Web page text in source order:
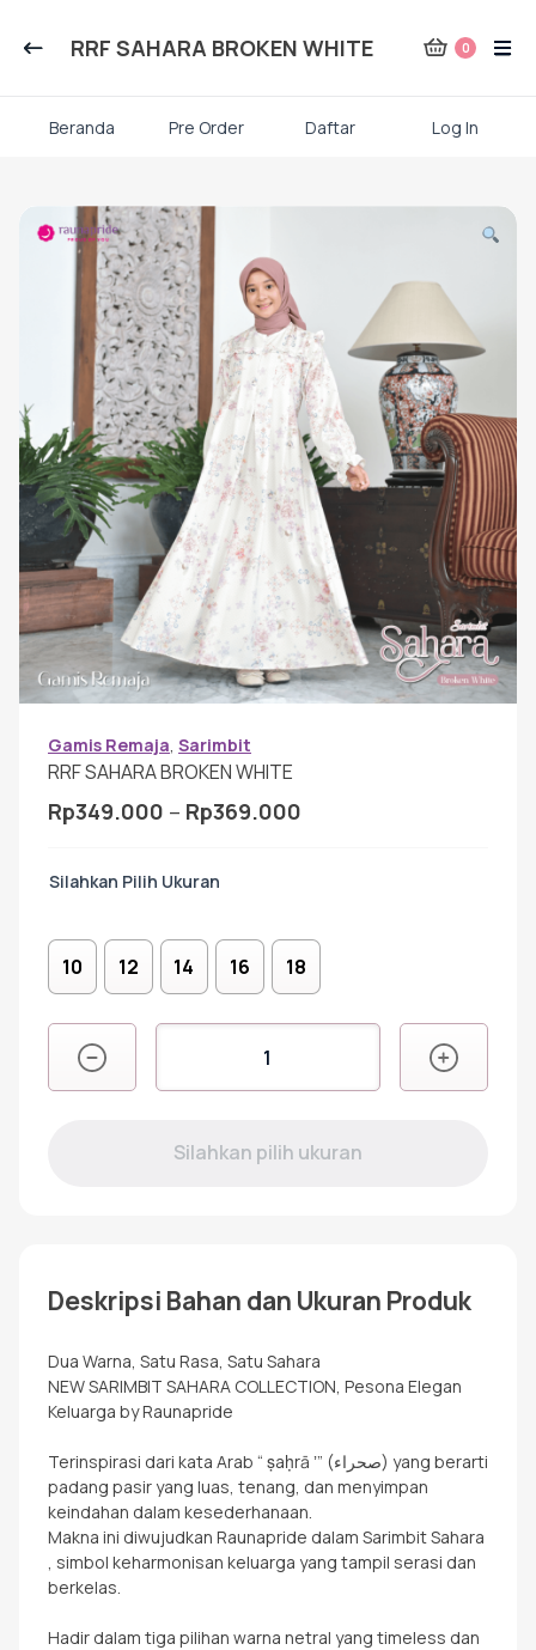
RRF SAHARA BROKEN WHITE 0
Beranda Pre Order Daftar Log In
Atasan
Kaos kaki
Mukena
Gamis Dewasa
Baju Koko Dewasa
Gamis Anak-anak
Baju Koko Anak
Hijab
Tunik
Gamis Remaja, Sarimbit
RRF SAHARA BROKEN WHITE
Rp349.000 – Rp369.000
Rp369.000
Ukuran
10 12 14 16 18
RRF
Deskripsi Bahan dan Ukuran Produk
Dua Warna, Satu Rasa, Satu Sahara
NEW SARIMBIT SAHARA COLLECTION, Pesona Elegan
Keluarga by Raunapride
Terinspirasi dari kata Arab “ ṣaḥrā ʼ” (صحراء) yang berarti
padang pasir yang luas, tenang, dan menyimpan
keindahan dalam kesederhanaan.
Makna ini diwujudkan Raunapride dalam Sarimbit Sahara
, simbol keharmonisan keluarga yang tampil serasi dan
berkelas.
Hadir dalam tiga pilihan warna netral yang timeless dan